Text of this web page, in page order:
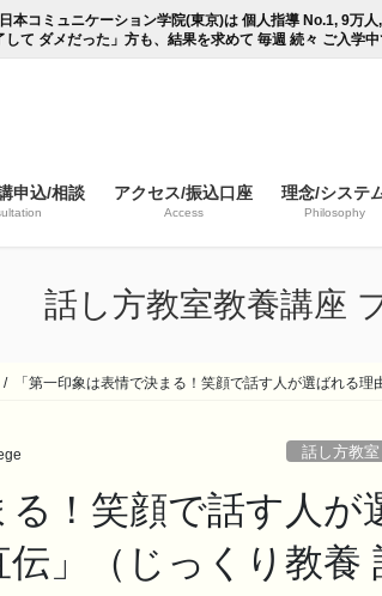
コミュニケーション学院(東京)は 個人指導 No.1, 9万
て ダメだった」方も、結果を求めて 毎週 続々 ご入学中
申込/相談 アクセス/振込口座
Access
理念/システ
Philosophy
話し方教室教養講座
「第一印象は表情で決まる！笑顔で話す人が選ばれる
話し方教
る！笑顔で話す人が
」（じっくり教養